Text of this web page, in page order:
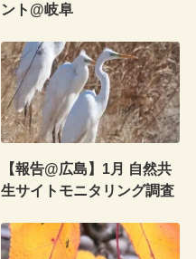
ント@岐阜
【報告@広島】1月 自然共
生サイトモニタリング調査